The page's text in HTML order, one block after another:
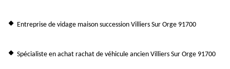
Entreprise de vidage maison succession Villiers Sur Orge 91700
Spécialiste en achat rachat de véhicule ancien Villiers Sur Orge 91700